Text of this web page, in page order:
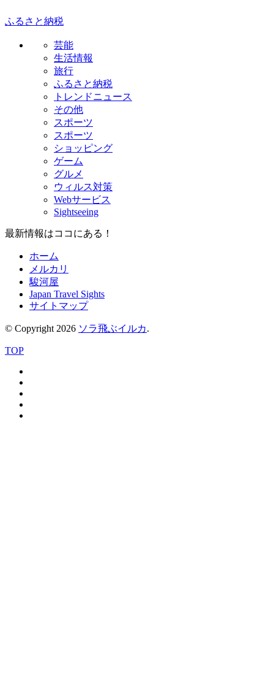
ふるさと納税
芸能
生活情報
旅行
ふるさと納税
トレンドニュース
その他
スポーツ
スポーツ
ショッピング
ゲーム
グルメ
ウィルス対策
Webサービス
Sightseeing
最新情報はココにある！
ホーム
メルカリ
駿河屋
Japan Travel Sights
サイトマップ
© Copyright 2026 ソラ飛ぶイルカ.
TOP